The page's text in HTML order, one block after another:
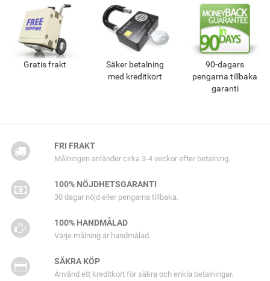
Gratis frakt
Säker betalning
med kreditkort
90-dagars
pengarna tillbaka
garanti
FRI FRAKT
Målningen anländer cirka 3-4 veckor efter betalning.
100% NÖJDHETSGARANTI
30 dagar nöjd eller pengarna tillbaka.
100% HANDMÅLAD
Varje målning är handmålad.
SÄKRA KÖP
Använd ett kreditkort för säkra och enkla betalningar.